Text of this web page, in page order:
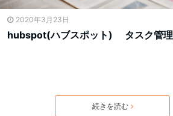
2020年3月23日
hubspot(ハブスポット) タスク管理
続きを読む